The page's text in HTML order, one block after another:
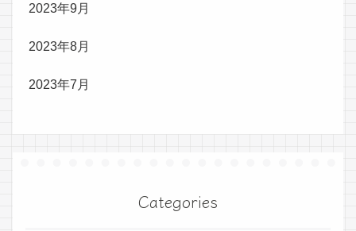
2023年9月
2023年8月
2023年7月
Categories